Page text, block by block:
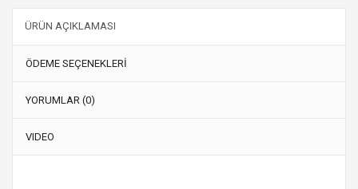
ÜRÜN AÇIKLAMASI
ÖDEME SEÇENEKLERİ
YORUMLAR (0)
VIDEO